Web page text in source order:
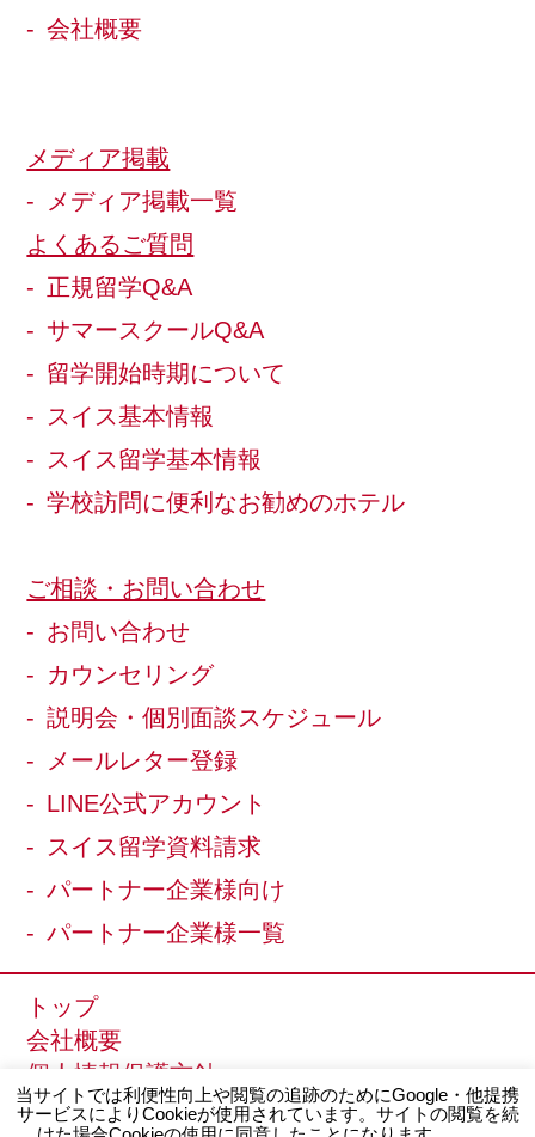
会社概要
メディア掲載
メディア掲載一覧
よくあるご質問
正規留学Q&A
サマースクールQ&A
留学開始時期について
スイス基本情報
スイス留学基本情報
学校訪問に便利なお勧めのホテル
ご相談・お問い合わせ
お問い合わせ
カウンセリング
説明会・個別面談スケジュール
メールレター登録
LINE公式アカウント
スイス留学資料請求
パートナー企業様向け
パートナー企業様一覧
トップ
会社概要
個人情報保護方針
サイトマップ
当サイトでは利便性向上や閲覧の追跡のためにGoogle・他提携
サービスによりCookieが使用されています。サイトの閲覧を続